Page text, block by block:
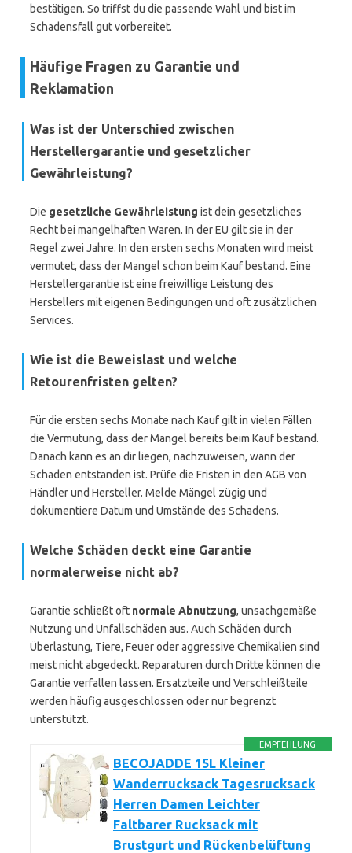
bestätigen. So triffst du die passende Wahl und bist im
Schadensfall gut vorbereitet.
Häufige Fragen zu Garantie und
Reklamation
Was ist der Unterschied zwischen
Herstellergarantie und gesetzlicher
Gewährleistung?
Die gesetzliche Gewährleistung ist dein gesetzliches
Recht bei mangelhaften Waren. In der EU gilt sie in der
Regel zwei Jahre. In den ersten sechs Monaten wird meist
vermutet, dass der Mangel schon beim Kauf bestand. Eine
Herstellergarantie ist eine freiwillige Leistung des
Herstellers mit eigenen Bedingungen und oft zusätzlichen
Services.
Wie ist die Beweislast und welche
Retourenfristen gelten?
Für die ersten sechs Monate nach Kauf gilt in vielen Fällen
die Vermutung, dass der Mangel bereits beim Kauf bestand.
Danach kann es an dir liegen, nachzuweisen, wann der
Schaden entstanden ist. Prüfe die Fristen in den AGB von
Händler und Hersteller. Melde Mängel zügig und
dokumentiere Datum und Umstände des Schadens.
Welche Schäden deckt eine Garantie
normalerweise nicht ab?
Garantie schließt oft normale Abnutzung, unsachgemäße
Nutzung und Unfallschäden aus. Auch Schäden durch
Überlastung, Tiere, Feuer oder aggressive Chemikalien sind
meist nicht abgedeckt. Reparaturen durch Dritte können die
Garantie verfallen lassen. Ersatzteile und Verschleißteile
werden häufig ausgeschlossen oder nur begrenzt
unterstützt.
EMPFEHLUNG
BECOJADDE 15L Kleiner
Wanderrucksack Tagesrucksack
Herren Damen Leichter
Faltbarer Rucksack mit
Brustgurt und Rückenbelüftung